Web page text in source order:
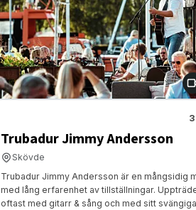
Trubadur Jimmy Andersson
Skövde
Trubadur Jimmy Andersson är en mångsidig
med lång erfarenhet av tillställningar.
oftast med gitarr & sång och med sitt